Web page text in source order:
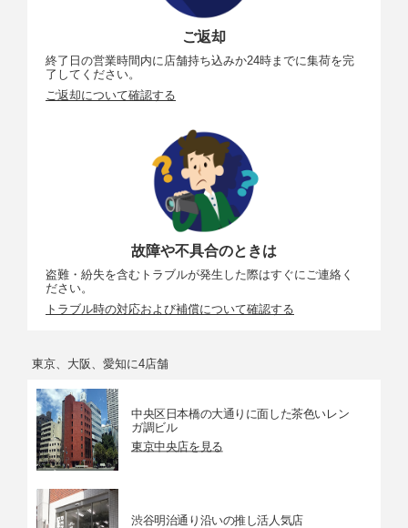
ご返却
終了日の営業時間内に店舗持ち込みか24時までに集荷を完
了してください。
ご返却について確認する
故障や不具合のときは
盗難・紛失を含むトラブルが発生した際はすぐにご連絡く
ださい。
トラブル時の対応および補償について確認する
東京、大阪、愛知に4店舗
中央区日本橋の大通りに面した茶色いレン
ガ調ビル
東京中央店を見る
渋谷明治通り沿いの推し活人気店